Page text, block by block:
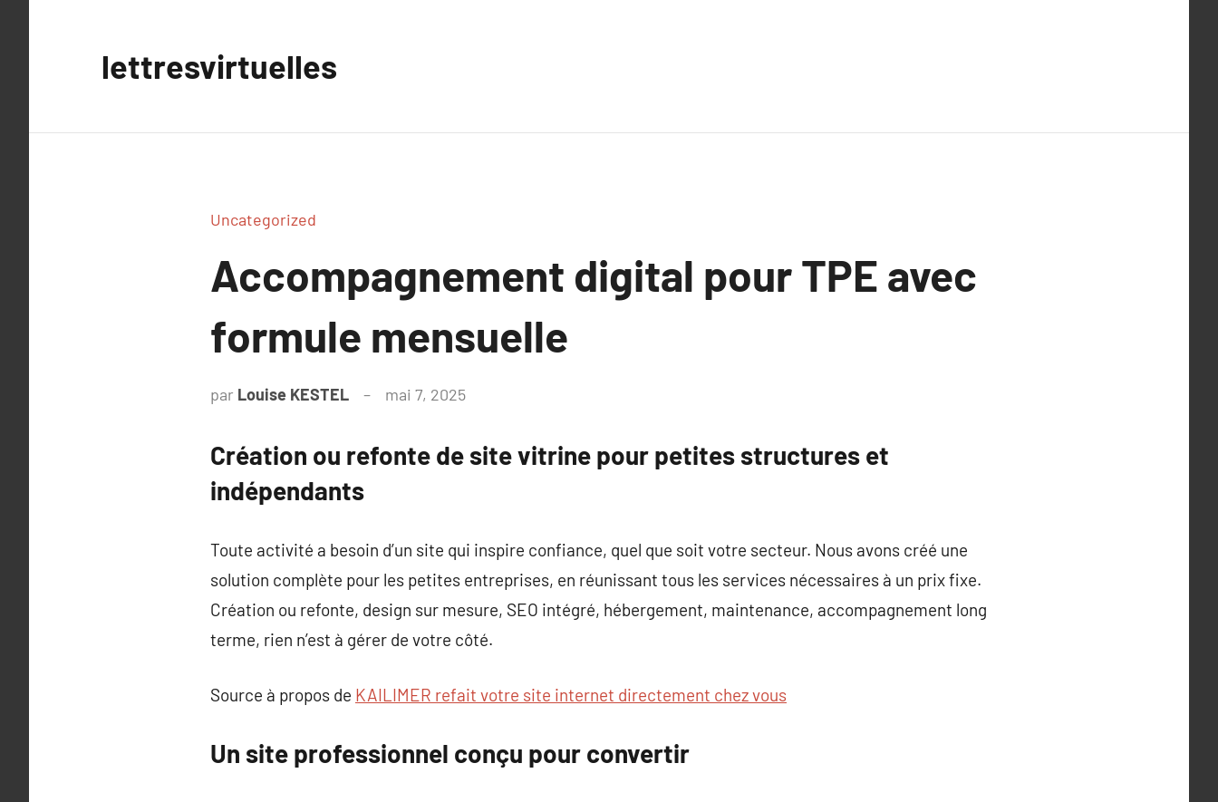
lettresvirtuelles
Uncategorized
Accompagnement digital pour TPE avec
formule mensuelle
par Louise KESTEL mai 7, 2025
Création ou refonte de site vitrine pour petites structures et
indépendants
Toute activité a besoin d’un site qui inspire confiance, quel que soit votre secteur. Nous avons créé une
solution complète pour les petites entreprises, en réunissant tous les services nécessaires à un prix fixe.
Création ou refonte, design sur mesure, SEO intégré, hébergement, maintenance, accompagnement long
terme, rien n’est à gérer de votre côté.
Source à propos de KAILIMER refait votre site internet directement chez vous
Un site professionnel conçu pour convertir